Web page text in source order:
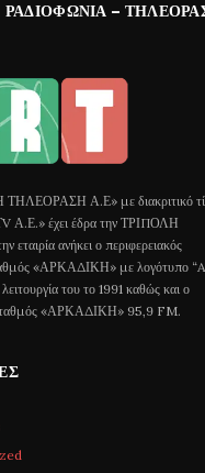
–
Α.Ε» με διακριτικό
έχει έδρα την ΤΡΙΠΟΛΗ
ανήκει ο περιφερειακός
«ΑΡΚΑΔΙΚΗ» με λογότυπο
του το 1991 καθώς και ο
«ΑΡΚΑΔΙΚΗ» 95,9 FM.